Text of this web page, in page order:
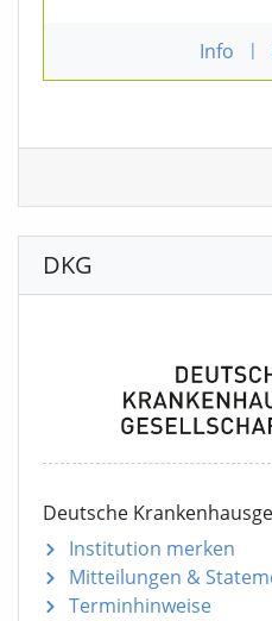
Info |
DKG
Deutsche
Institution merken
Mitteilungen &
Terminhinweise